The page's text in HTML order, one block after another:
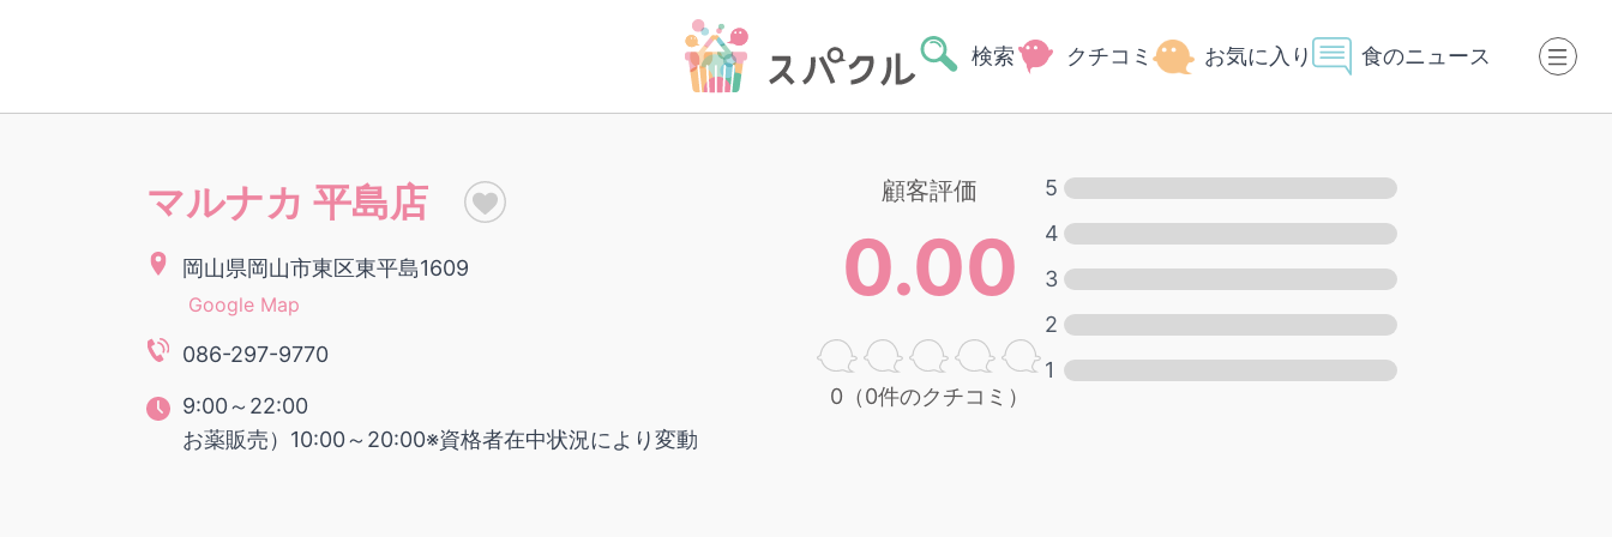
検索 クチコミ お気に入り 食のニュース
マルナカ 平島店
岡山県岡山市東区東平島1609
Google Map
086-297-9770
9:00～22:00
お薬販売）10:00～20:00※資格者在中状況により変動
顧客評価
0.00
0（0件のクチコミ）
5
4
3
2
1